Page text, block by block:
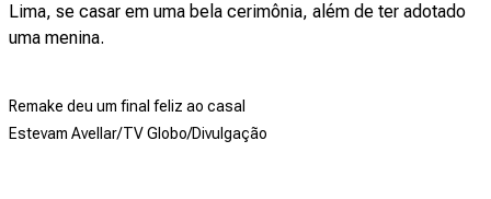
Lima, se casar em uma bela cerimônia, além de ter adotado
uma menina.
Remake deu um final feliz ao casal
Estevam Avellar/TV Globo/Divulgação